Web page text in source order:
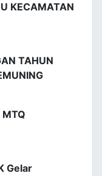
KECAMATAN
TAHUN
Gelar